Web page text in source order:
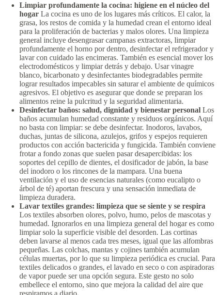
Limpiar profundamente la cocina: higiene en el núcleo del
hogar La cocina es uno de los lugares más críticos. El calor, la
grasa, los restos de comida y la humedad crean el entorno ideal
para la proliferación de bacterias y malos olores. Una limpieza
general incluye desengrasar campanas extractoras, limpiar
profundamente el horno por dentro, desinfectar el refrigerador y
lavar con cuidado las encimeras. También es esencial mover los
electrodomésticos y limpiar detrás y debajo. Usar vinagre
blanco, bicarbonato y desinfectantes biodegradables permite
lograr resultados impecables sin saturar el ambiente de químicos
agresivos. El objetivo es asegurar que donde se preparan los
alimentos reine la pulcritud y la seguridad alimentaria.
Desinfectar baños: salud, dignidad y bienestar personal Los
baños acumulan humedad constante y residuos orgánicos. Aquí
no basta con limpiar: se debe desinfectar. Inodoros, lavabos,
duchas, juntas de silicona, azulejos, grifos y espejos requieren
productos con acción bactericida y fungicida. También conviene
frotar a fondo zonas que suelen pasar desapercibidas: los
soportes del cepillo de dientes, el dosificador de jabón, la base
del inodoro o los rincones de la mampara. Una buena
ventilación y el uso de esencias naturales (como eucalipto o
árbol de té) aportan frescura y una sensación inmediata de
limpieza duradera.
Lavar textiles grandes: limpieza que se siente y se respira
Los textiles absorben olores, polvo, humo, pelos de mascotas y
humedad. Ignorarlos en una limpieza general del hogar es como
limpiar solo la superficie visible del desorden. Las cortinas
deben lavarse al menos cada tres meses, igual que las alfombras
pequeñas. Las colchas, mantas y cojines también acumulan
células muertas, por lo que su limpieza periódica es crucial. Para
textiles delicados o grandes, el lavado en seco o con aspiradoras
de vapor puede ser una opción segura. Este gesto no solo
embellece el entorno, sino que mejora la calidad del aire que
respiramos a diario.